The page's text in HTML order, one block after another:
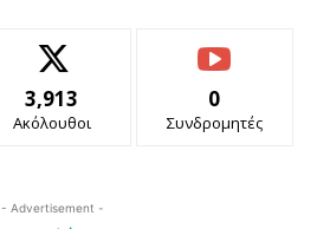
3,913
Ακόλουθοι
0
Συνδρομητές
- Advertisement -